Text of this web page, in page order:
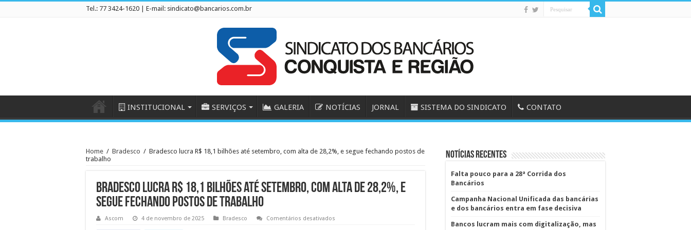
Tel.: 77 3424-1620 | E-mail: sindicato@bancarios.com.br
INSTITUCIONAL SERVIÇOS GALERIA NOTÍCIAS JORNAL SISTEMA DO SINDICATO CONTATO
Home / Bradesco / Bradesco lucra R$ 18,1 bilhões até setembro, com alta de 28,2%, e segue fechando postos de
trabalho
Bradesco lucra R$ 18,1 bilhões até setembro, com alta de 28,2%, e
segue fechando postos de trabalho
Ascom 4 de novembro de 2025 Bradesco Comentários desativados
Notícias Recentes
Falta pouco para a 28ª Corrida dos
Bancários
Campanha Nacional Unificada das bancárias
e dos bancários entra em fase decisiva
Bancos lucram mais com digitalização, mas